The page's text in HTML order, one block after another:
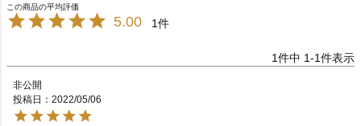
5.00 1
1件中 1-1件表示
非公開
投稿日
2022/05/06